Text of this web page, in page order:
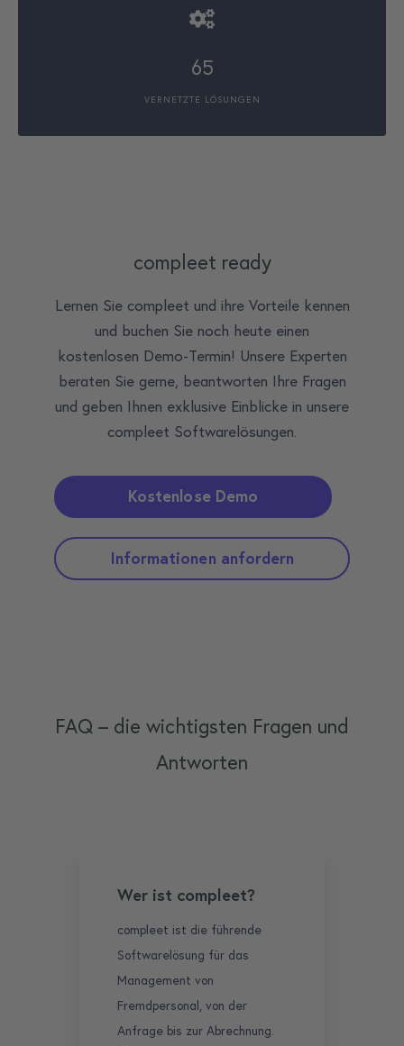
65
VERNETZTE LÖSUNGEN
compleet ready
Lernen Sie compleet und ihre Vorteile kennen
und buchen Sie noch heute einen
kostenlosen Demo-Termin! Unsere Experten
beraten Sie gerne, beantworten Ihre Fragen
und geben Ihnen exklusive Einblicke in unsere
compleet Softwarelösungen.
Kostenlose Demo
Informationen anfordern
FAQ – die wichtigsten Fragen und
Antworten
Wer ist compleet?
compleet ist die führende
Softwarelösung für das
Management von
Fremdpersonal, von der
Anfrage bis zur Abrechnung.